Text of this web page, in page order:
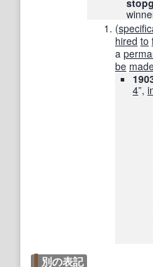
(
hired to
a
be
4”,
別の表記